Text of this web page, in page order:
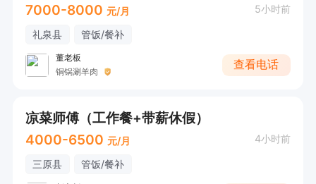
7000-8000 元/月 5小时前
礼泉县 管饭/餐补
董老板
铜锅涮羊肉
查看电话
凉菜师傅（工作餐+带薪休假）
4000-6500 元/月 4小时前
三原县 管饭/餐补